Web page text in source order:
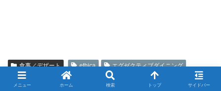
食事／デザート ethica
エグゼクティブダイニング
エシカル
ダイナースクラブカード メキシカン 銀座
メニュー ホーム 検索 トップ サイドバー